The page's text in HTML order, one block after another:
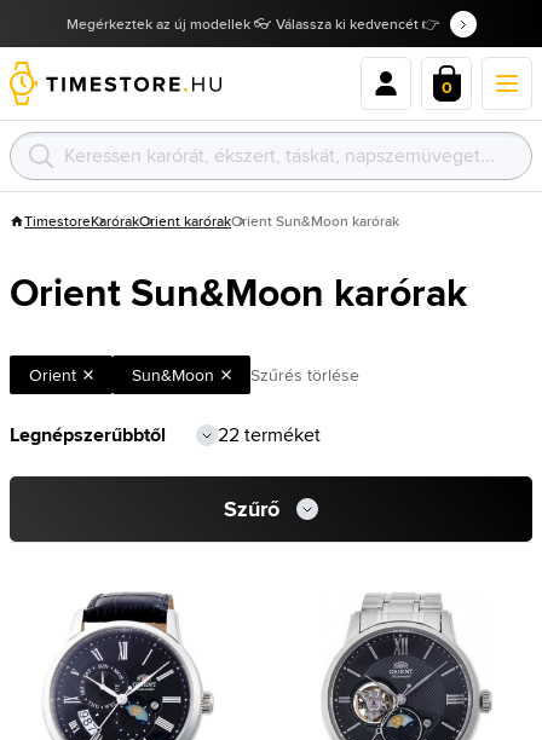
Megérkeztek az új modellek 👓 Válassza ki kedvencét 👉
0
TimestoreKarórakOrient karórakOrient Sun&Moon karórak
Orient Sun&Moon karórak
Orient Sun&Moon Szűrés törlése
22 terméket
Szűrő